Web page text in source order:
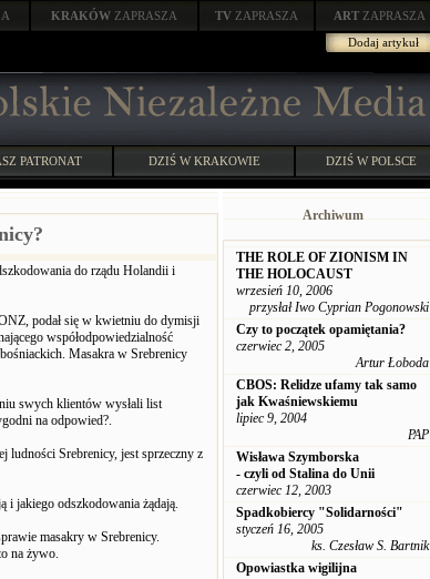
KRAKÓW ZAPRASZA TV ZAPRASZA ART ZAPRASZA
Dodaj artykuł
PATRONAT DZIŚ W KRAKOWIE DZIŚ W POLSCE
do rządu Holandii i
podał się w kwietniu do dymisji
współodpowiedzialność
Masakra w Srebrenicy
swych klientów wysłali list
na odpowied?.
ludności Srebrenicy, jest sprzeczny z
jakiego odszkodowania żądają.
masakry w Srebrenicy.
na żywo.
Archiwum
THE ROLE OF ZIONISM IN
THE HOLOCAUST
wrzesień 10, 2006
przysłał Iwo Cyprian Pogonowski
Czy to początek opamiętania?
czerwiec 2, 2005
Artur Łoboda
CBOS: Relidze ufamy tak samo
jak Kwaśniewskiemu
lipiec 9, 2004
PAP
Wisława Szymborska
- czyli od Stalina do Unii
czerwiec 12, 2003
Spadkobiercy "Solidarności"
styczeń 16, 2005
ks. Czesław S. Bartnik
Opowiastka wigilijna